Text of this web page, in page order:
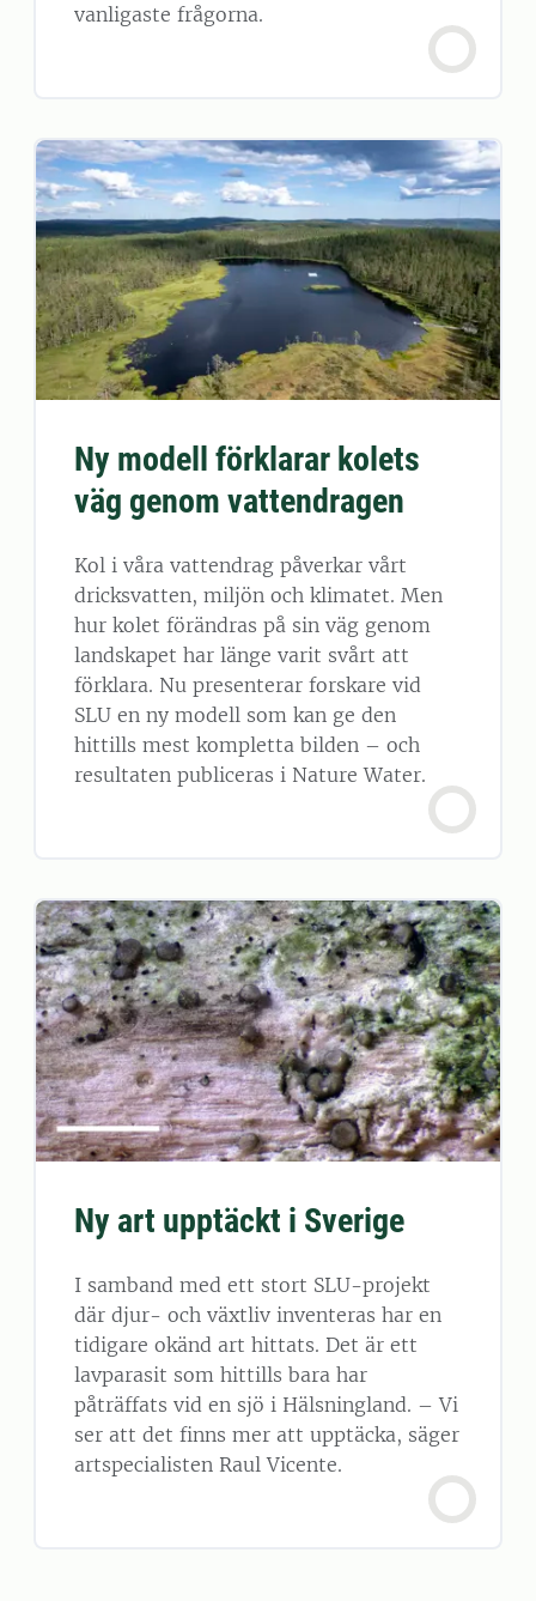
vanligaste frågorna.
Ny modell förklarar kolets
väg genom vattendragen
Kol i våra vattendrag påverkar vårt
dricksvatten, miljön och klimatet. Men
hur kolet förändras på sin väg genom
landskapet har länge varit svårt att
förklara. Nu presenterar forskare vid
SLU en ny modell som kan ge den
hittills mest kompletta bilden – och
resultaten publiceras i Nature Water.
Ny art upptäckt i Sverige
I samband med ett stort SLU-projekt
där djur- och växtliv inventeras har en
tidigare okänd art hittats. Det är ett
lavparasit som hittills bara har
påträffats vid en sjö i Hälsningland. – Vi
ser att det finns mer att upptäcka, säger
artspecialisten Raul Vicente.